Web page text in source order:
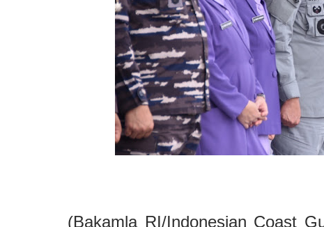
(Bakamla RI/Indonesian Coast